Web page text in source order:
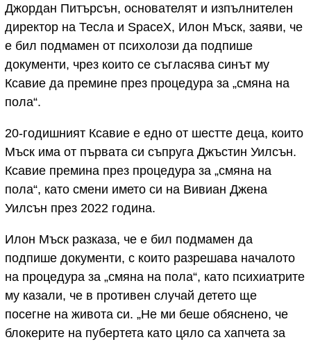
Джордан Питърсън, основателят и изпълнителен
директор на Тесла и SpaceX, Илон Мъск, заяви, че
е бил подмамен от психолози да подпише
документи, чрез които се съгласява синът му
Ксавие да премине през процедура за „смяна на
пола“.
20-годишният Ксавие е едно от шестте деца, които
Мъск има от първата си съпруга Джъстин Уилсън.
Ксавие премина през процедура за „смяна на
пола“, като смени името си на Вивиан Джена
Уилсън през 2022 година.
Илон Мъск разказа, че е бил подмамен да
подпише документи, с които разрешава началото
на процедура за „смяна на пола“, като психиатрите
му казали, че в противен случай детето ще
посегне на живота си. „Не ми беше обяснено, че
блокерите на пубертета като цяло са хапчета за